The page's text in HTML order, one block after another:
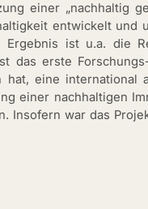
einer „nachhaltig
entwickelt und
ist u.a. die
das erste
eine international
einer nachhaltigen
war das